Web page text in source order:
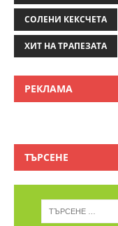
СОЛЕНИ КЕКСЧЕТА
ХИТ НА ТРАПЕЗАТА
РЕКЛАМА
ТЪРСЕНЕ